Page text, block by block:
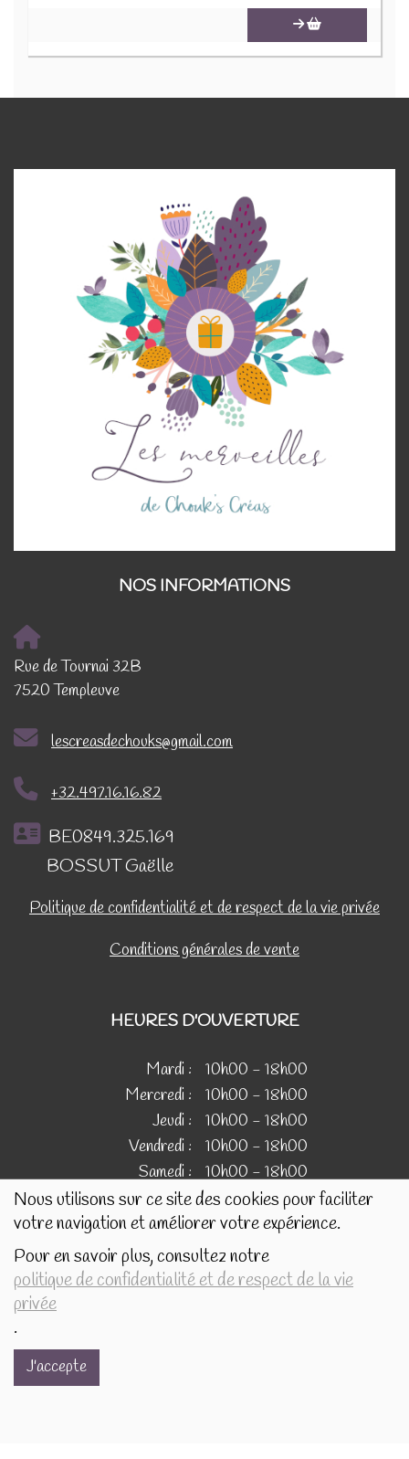
Nous utilisons sur ce site des cookies pour faciliter
votre navigation et améliorer votre expérience.
Pour en savoir plus, consultez notre
politique de confidentialité et de respect de la vie
privée
.
J'accepte
NOS INFORMATIONS
Rue de Tournai 32B
7520 Templeuve
lescreasdechouks@gmail.com
+32.497.16.16.82
BE0849.325.169
BOSSUT Gaëlle
Politique de confidentialité et de respect de la vie privée
Conditions générales de vente
HEURES D'OUVERTURE
Mardi :
10h00 - 18h00
Mercredi :
10h00 - 18h00
Jeudi :
10h00 - 18h00
Vendredi :
10h00 - 18h00
Samedi :
10h00 - 18h00
IMAGES
Les images présentées pour illustrer les produits en vente
sur ce site ne sont pas contractuelles.